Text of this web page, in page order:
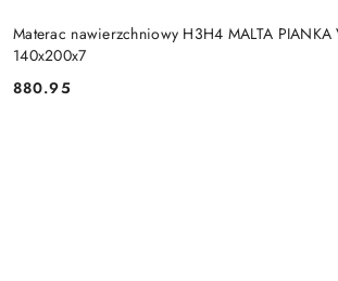
Materac nawierzchniowy H3H4 MALTA PIANKA
140x200x7
Cena:
880.95